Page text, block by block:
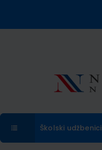
Školski udžbenici